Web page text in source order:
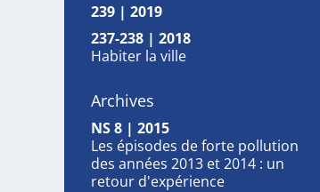
239 | 2019
237-238 | 2018
Habiter la ville
Archives
NS 8 | 2015
Les épisodes de forte pollution
des années 2013 et 2014 : un
retour d'expérience